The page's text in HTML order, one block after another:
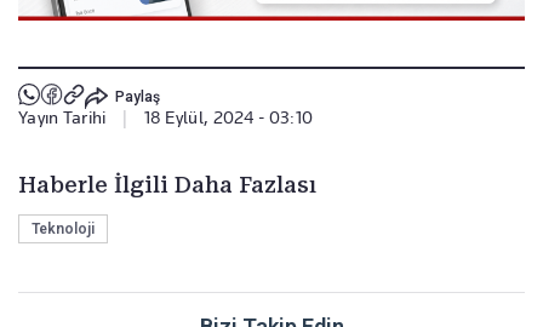
Paylaş
Yayın Tarihi 18 Eylül, 2024 - 03:10
Haberle İlgili Daha Fazlası
Teknoloji